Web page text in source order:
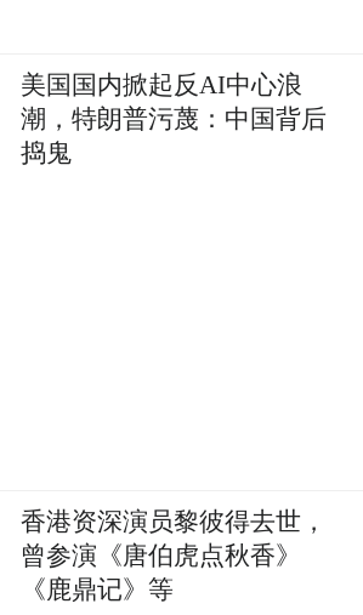
美国国内掀起反AI中心浪
潮，特朗普污蔑：中国背后
捣鬼
香港资深演员黎彼得去世，
曾参演《唐伯虎点秋香》
《鹿鼎记》等